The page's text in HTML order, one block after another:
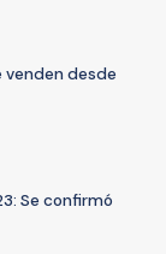
venden desde
Se confirmó